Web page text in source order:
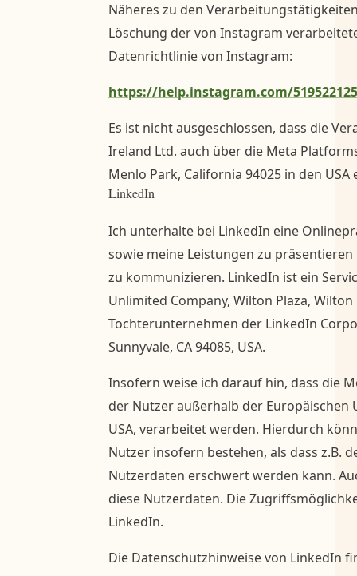
Näheres zu den
Löschung der von Instagram
Datenrichtlinie von Instagram:
https://help.instagram.com/
Es ist nicht ausgeschlossen, dass die
Ireland Ltd. auch über die Meta
Menlo Park, California 94025 in den USA
LinkedIn
Ich unterhalte bei LinkedIn eine
sowie meine Leistungen zu
zu kommunizieren. LinkedIn ist ein
Unlimited Company, Wilton Plaza,
Tochterunternehmen der LinkedIn
Sunnyvale, CA 94085, USA.
Insofern weise ich darauf hin, dass die
der Nutzer außerhalb der Europäischen
USA, verarbeitet werden. Hierdurch
Nutzer insofern bestehen, als dass z.B.
Nutzerdaten erschwert werden kann.
diese Nutzerdaten. Die
LinkedIn.
Die Datenschutzhinweise von LinkedIn